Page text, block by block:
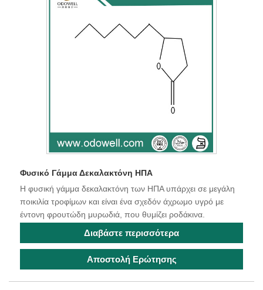
Φυσικό Γάμμα Δεκαλακτόνη ΗΠΑ
Η φυσική γάμμα δεκαλακτόνη των ΗΠΑ υπάρχει σε μεγάλη
ποικιλία τροφίμων και είναι ένα σχεδόν άχρωμο υγρό με
έντονη φρουτώδη μυρωδιά, που θυμίζει ροδάκινα.
Διαβάστε περισσότερα
Αποστολή Ερώτησης